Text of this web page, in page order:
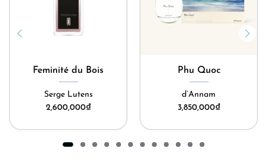
Feminité du Bois
Serge Lutens
2,600,000₫
Phu Quoc
d’Annam
3,850,000₫